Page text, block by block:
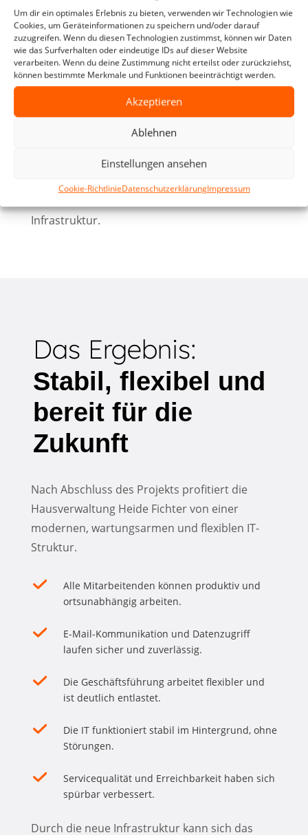
Um dir ein optimales Erlebnis zu bieten, verwenden wir Technologien wie
Cookies, um Geräteinformationen zu speichern und/oder darauf
zuzugreifen. Wenn du diesen Technologien zustimmst, können wir Daten
wie das Surfverhalten oder eindeutige IDs auf dieser Website
verarbeiten. Wenn du deine Zustimmung nicht erteilst oder zurückziehst,
können bestimmte Merkmale und Funktionen beeinträchtigt werden.
Akzeptieren
Ablehnen
Einstellungen ansehen
Cookie-RichtlinieDatenschutzerklärungImpressum
Installation neuer Hardware-Komponenten
Implementierung der AVD-Lösung für
ortsunabhängiges Arbeiten
Übernahme des laufenden IT-Supports durch
Schon nach kurzer Zeit war die Hausverwaltung
wieder vollständig arbeitsfähig – mit einer
Infrastruktur.
Das Ergebnis:
Stabil, flexibel und
bereit für die
Zukunft
Nach Abschluss des Projekts profitiert die
Hausverwaltung Heide Fichter von einer
modernen, wartungsarmen und flexiblen IT-
Struktur.
Alle Mitarbeitenden können produktiv und
ortsunabhängig arbeiten.
E-Mail-Kommunikation und Datenzugriff
laufen sicher und zuverlässig.
Die Geschäftsführung arbeitet flexibler und
ist deutlich entlastet.
Die IT funktioniert stabil im Hintergrund, ohne
Störungen.
Servicequalität und Erreichbarkeit haben sich
spürbar verbessert.
Durch die neue Infrastruktur kann sich das